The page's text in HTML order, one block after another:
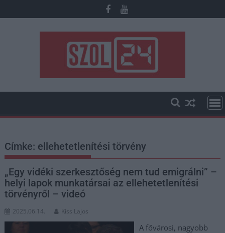
to
Címke: ellehetetlenítési törvény
„Egy vidéki szerkesztőség nem tud emigrálni” –
helyi lapok munkatársai az ellehetetlenítési
törvényről – videó
2025.06.14. Kiss Lajos
A fővárosi, nagyobb